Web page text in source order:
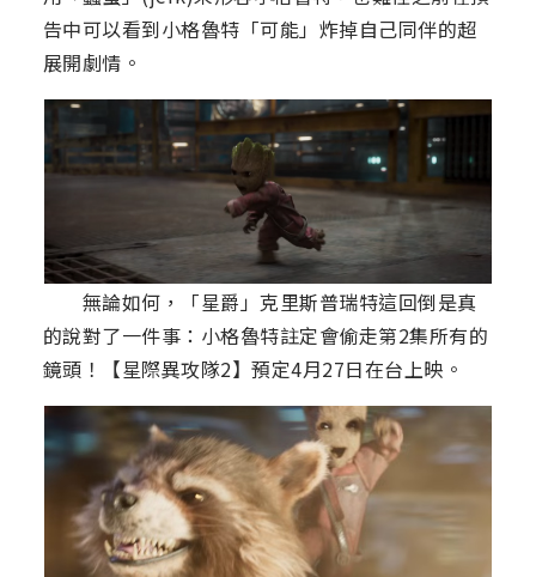
告中可以看到小格魯特「可能」炸掉自己同伴的超
展開劇情。
無論如何，「星爵」克里斯普瑞特這回倒是真
的說對了一件事：小格魯特註定會偷走第2集所有的
鏡頭！【星際異攻隊2】預定4月27日在台上映。